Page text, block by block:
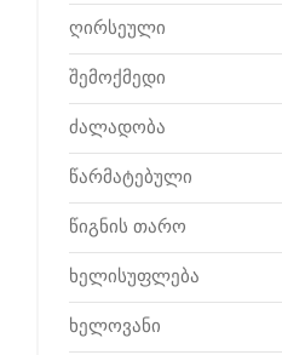
ღირსეული
შემოქმედი
ძალადობა
წარმატებული
წიგნის თარო
ხელისუფლება
ხელოვანი